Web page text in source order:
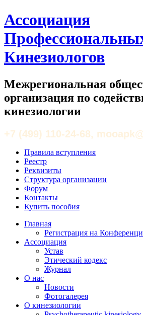
Ассоциация
Кинезиологов
Межрегиональная
организация по
кинезиологии
+7 (499) 110-24-68,
Правила вступления
Реестр
Реквизиты
Структура организации
Форум
Контакты
Купить пособия
Главная
Регистрация на
Ассоциация
Устав
Этический кодекс
Журнал
О нас
Новости
Фотогалерея
О кинезиологии